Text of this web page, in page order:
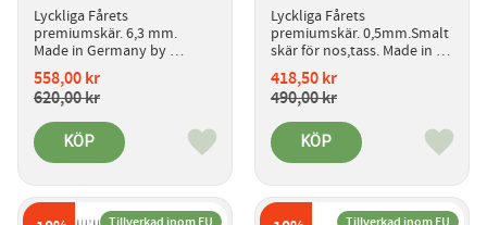
Lyckliga Fårets
premiumskär. 6,3 mm.
Made in Germany by
aesculap.
Introduktionspris.
558,00kr
620,00kr
Lägg till i favoriter
KÖP
Lyckliga Fårets
premiumskär. 0,5mm.Smalt
skär för nos,tass. Made in
Germany by aesculap.
Introduktionspris.
418,50kr
490,00kr
Lägg
KÖP